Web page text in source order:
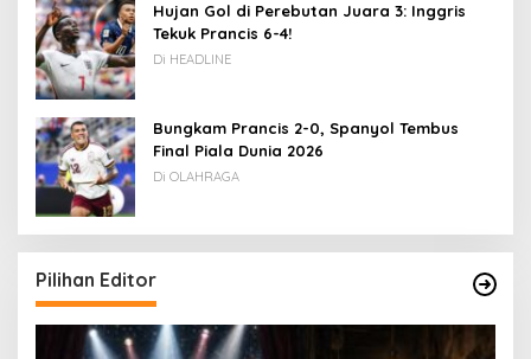
Hujan Gol di Perebutan Juara 3: Inggris
Tekuk Prancis 6-4!
Di HEADLINE
Bungkam Prancis 2-0, Spanyol Tembus
Final Piala Dunia 2026
Di OLAHRAGA
Pilihan Editor